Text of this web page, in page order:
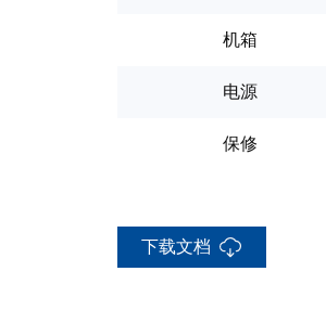
机箱
电源
保修
下载文档